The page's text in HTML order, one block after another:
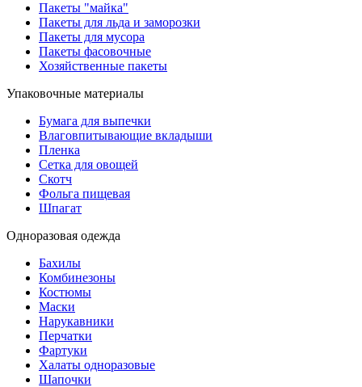
Пакеты "майка"
Пакеты для льда и заморозки
Пакеты для мусора
Пакеты фасовочные
Хозяйственные пакеты
Упаковочные материалы
Бумага для выпечки
Влаговпитывающие вкладыши
Пленка
Сетка для овощей
Скотч
Фольга пищевая
Шпагат
Одноразовая одежда
Бахилы
Комбинезоны
Костюмы
Маски
Нарукавники
Перчатки
Фартуки
Халаты одноразовые
Шапочки